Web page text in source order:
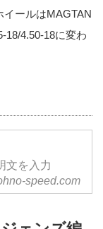
イールはMAGTAN
18/4.50-18に変わ
文を入力
speed.com